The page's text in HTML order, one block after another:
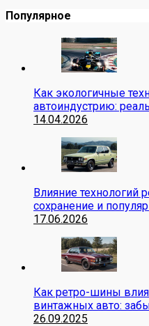
Популярное
Как экологичные
автоиндустрию:
14.04.2026
Влияние технологий
сохранение и
17.06.2026
Как ретро-шины
винтажных авто:
26.09.2025